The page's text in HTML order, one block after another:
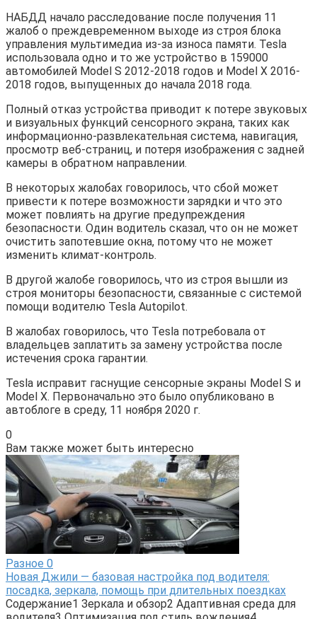
НАБДД начало расследование после получения 11
жалоб о преждевременном выходе из строя блока
управления мультимедиа из-за износа памяти. Tesla
использовала одно и то же устройство в 159000
автомобилей Model S 2012-2018 годов и Model X 2016-
2018 годов, выпущенных до начала 2018 года.
Полный отказ устройства приводит к потере звуковых
и визуальных функций сенсорного экрана, таких как
информационно-развлекательная система, навигация,
просмотр веб-страниц, и потеря изображения с задней
камеры в обратном направлении.
В некоторых жалобах говорилось, что сбой может
привести к потере возможности зарядки и что это
может повлиять на другие предупреждения
безопасности. Один водитель сказал, что он не может
очистить запотевшие окна, потому что не может
изменить климат-контроль.
В другой жалобе говорилось, что из строя вышли из
строя мониторы безопасности, связанные с системой
помощи водителю Tesla Autopilot.
В жалобах говорилось, что Tesla потребовала от
владельцев заплатить за замену устройства после
истечения срока гарантии.
Tesla исправит гаснущие сенсорные экраны Model S и
Model X. Первоначально это было опубликовано в
автоблоге в среду, 11 ноября 2020 г.
0
Вам также может быть интересно
Разное 0
Новая Джили — базовая настройка под водителя:
посадка, зеркала, помощь при длительных поездках
Содержание1 Зеркала и обзор2 Адаптивная среда для